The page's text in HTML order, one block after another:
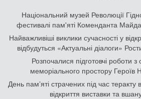
Національний музей Революції
фестивалі пам'яті Коменданта
Найважливіші виклики сучасності у
відбудуться «Актуальні діалоги»
Розпочалися підготовчі роботи
меморіального простору Героїв
День памʼяті страчених під час
відкриття виставки та